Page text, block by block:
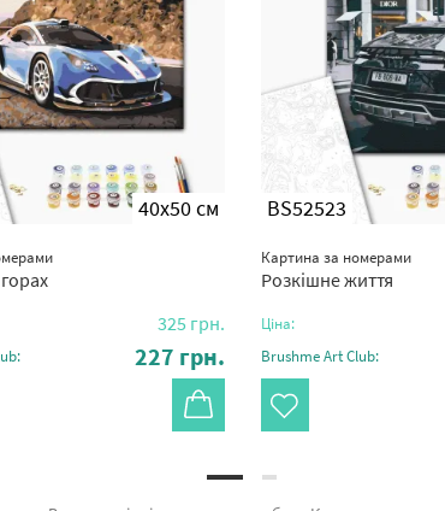
40x50 см
325 грн.
227 грн.
BS52523
Картина за номерами
Розкішне життя
Ціна:
Brushme Art Club: